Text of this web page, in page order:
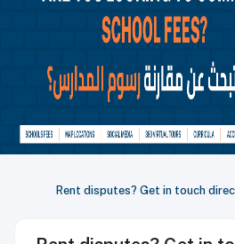
Rent disputes? Get in touch